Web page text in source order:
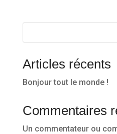
Articles récents
Bonjour tout le monde !
Commentaires
Un commentateur ou